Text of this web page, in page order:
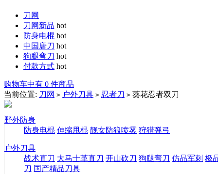
刀网
刀网新品 hot
防身电棍 hot
中国唐刀 hot
狗腿弯刀 hot
付款方式 hot
购物车中有 0 件商品
当前位置: 刀网 > 户外刀具 > 忍者刀 > 葵花忍者双刀
野外防身
防身电棍 伸缩甩棍 靓女防狼喷雾 狩猎弹弓
户外刀具
战术直刀 大马士革直刀 开山砍刀 狗腿弯刀 仿品军刺 极
刀 国产精品刀具